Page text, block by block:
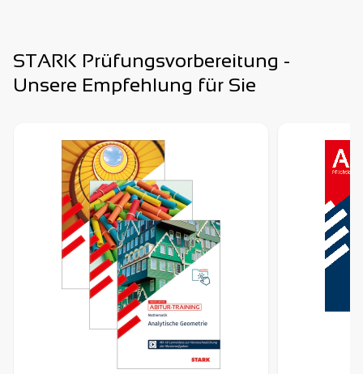
STARK Prüfungsvorbereitung -
Unsere Empfehlung für Sie